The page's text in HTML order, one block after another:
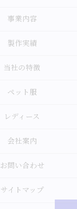
事業内容
製作実績
当社の特徴
ペット服
レディース
会社案内
お問い合わせ
サイトマップ